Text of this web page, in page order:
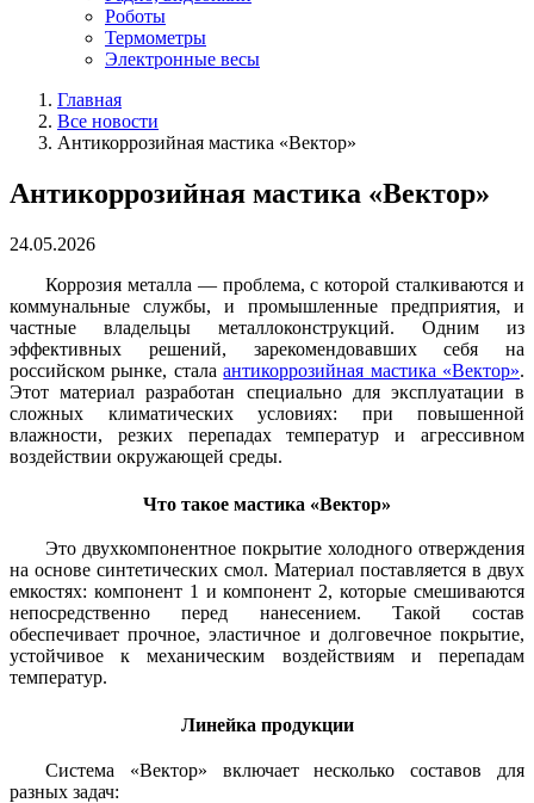
Роботы
Термометры
Электронные весы
Главная
Все новости
Антикоррозийная мастика «Вектор»
Антикоррозийная мастика «Вектор»
24.05.2026
Коррозия металла — проблема, с которой сталкиваются и
коммунальные службы, и промышленные предприятия, и
частные владельцы металлоконструкций. Одним из
эффективных решений, зарекомендовавших себя на
российском рынке, сталаантикоррозийная мастика «Вектор».
Этот материал разработан специально для эксплуатации в
сложных климатических условиях: при повышенной
влажности, резких перепадах температур и агрессивном
воздействии окружающей среды.
Что такое мастика «Вектор»
Это двухкомпонентное покрытие холодного отверждения
на основе синтетических смол. Материал поставляется в двух
емкостях: компонент 1 и компонент 2, которые смешиваются
непосредственно перед нанесением. Такой состав
обеспечивает прочное, эластичное и долговечное покрытие,
устойчивое к механическим воздействиям и перепадам
температур.
Линейка продукции
Система «Вектор» включает несколько составов для
разных задач: